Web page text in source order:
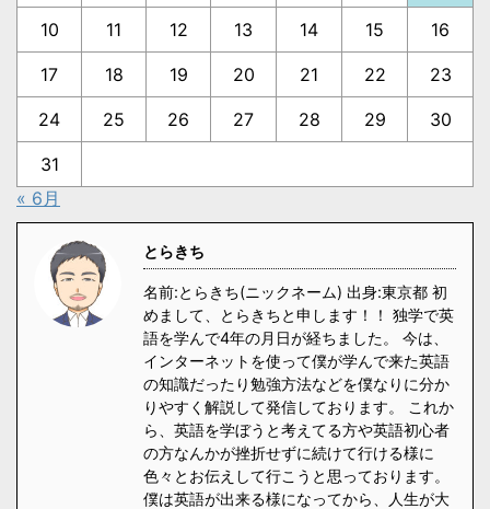
10 11 12 13 14 15 16
17 18 19 20 21 22 23
24 25 26 27 28 29 30
31
« 6月
とらきち
名前:とらきち(ニックネーム) 出身:東京都 初
めまして、とらきちと申します！！ 独学で英
語を学んで4年の月日が経ちました。 今は、
インターネットを使って僕が学んで来た英語
の知識だったり勉強方法などを僕なりに分か
りやすく解説して発信しております。 これか
ら、英語を学ぼうと考えてる方や英語初心者
の方なんかが挫折せずに続けて行ける様に
色々とお伝えして行こうと思っております。
僕は英語が出来る様になってから、人生が大